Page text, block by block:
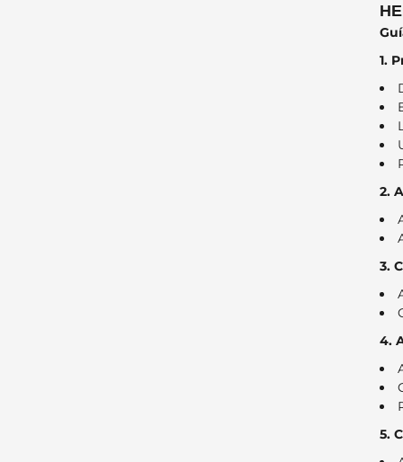
1.
2.
3.
4.
5.